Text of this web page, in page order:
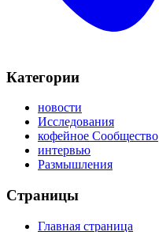
Категории
новости
Исследования
кофейное Сообщество
интервью
Размышления
Страницы
Главная страница